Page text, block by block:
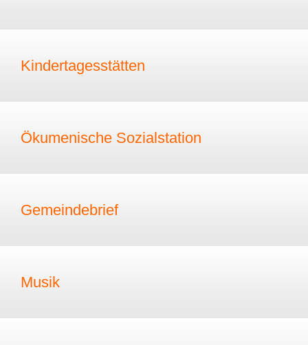
Kindertagesstätten
Ökumenische Sozialstation
Gemeindebrief
Musik